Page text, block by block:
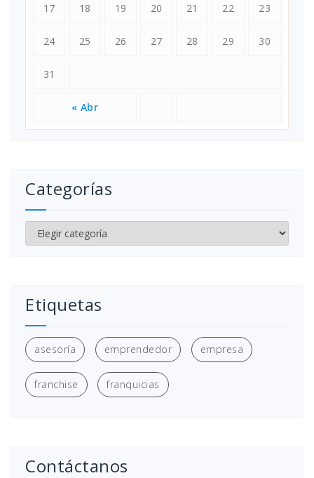
« Abr
17 18 19 20 21 22 23
24 25 26 27 28 29 30
31
Categorías
Categorías
Etiquetas
asesoría emprendedor empresa
franchise franquicias
Contáctanos